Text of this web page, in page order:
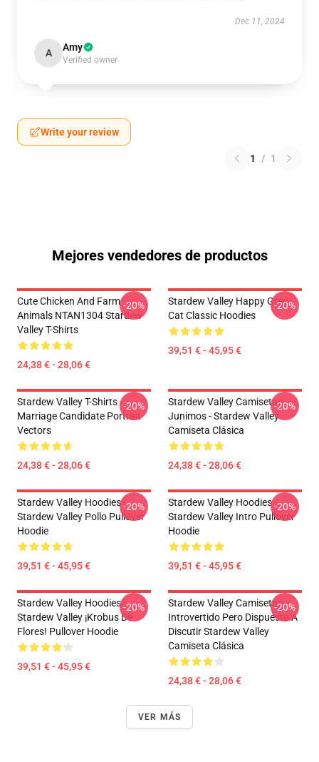
Dec 11, 2024
A Amy
Verified owner
Write your review
1 / 1
Mejores vendedores de productos
Cute Chicken And Farm
Animals NTAN1304 Stardew
Valley T-Shirts
24,38 € - 28,06 €
-20%
Stardew Valley Happy Grey
Cat Classic Hoodies
39,51 € - 45,95 €
-20%
Stardew Valley T-Shirts -
Marriage Candidate Portrait
Vectors
24,38 € - 28,06 €
-20%
Stardew Valley Camisetas -
Junimos - Stardew Valley
Camiseta Clásica
24,38 € - 28,06 €
-20%
Stardew Valley Hoodies -
Stardew Valley Pollo Pullover
Hoodie
39,51 € - 45,95 €
-20%
Stardew Valley Hoodies -
Stardew Valley Intro Pullover
Hoodie
39,51 € - 45,95 €
-20%
Stardew Valley Hoodies -
Stardew Valley ¡Krobus De
Flores! Pullover Hoodie
39,51 € - 45,95 €
-20%
Stardew Valley Camisetas -
Introvertido Pero Dispuesto A
Discutir Stardew Valley
Camiseta Clásica
24,38 € - 28,06 €
-20%
VER MÁS